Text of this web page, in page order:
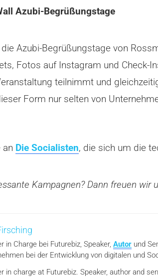
Azubi-Begrüßungstage
Azubi-Begrüßungstage von
Fotos auf Instagram und Check-
teilnimmt und
Form nur selten von
an Die Socialisten, die sich um die
Kampagnen? Dann freuen wir
in Charge bei Futurebiz, Speaker, Autor und
bei der Entwicklung von digitalen und
in charge at Futurebiz. Speaker, author and